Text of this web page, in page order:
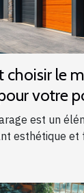
le
votre
est un
esthétique et